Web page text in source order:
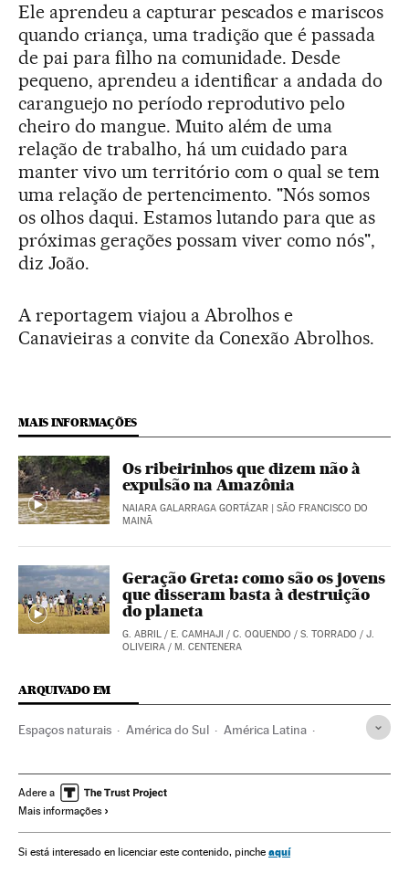
Ele aprendeu a capturar pescados e mariscos
quando criança, uma tradição que é passada
de pai para filho na comunidade. Desde
pequeno, aprendeu a identificar a andada do
caranguejo no período reprodutivo pelo
cheiro do mangue. Muito além de uma
relação de trabalho, há um cuidado para
manter vivo um território com o qual se tem
uma relação de pertencimento. "Nós somos
os olhos daqui. Estamos lutando para que as
próximas gerações possam viver como nós",
diz João.
A reportagem viajou a Abrolhos e
Canavieiras a convite da Conexão Abrolhos.
MAIS INFORMAÇÕES
Os ribeirinhos que dizem não à
expulsão na Amazônia
NAIARA GALARRAGA GORTÁZAR | SÃO FRANCISCO DO
MAINÃ
Geração Greta: como são os jovens
que disseram basta à destruição
do planeta
G. ABRIL / E. CAMHAJI / C. OQUENDO / S. TORRADO / J.
OLIVEIRA / M. CENTENERA
ARQUIVADO EM
Espaços naturais América do Sul América Latina
Energia não renovável Administração Estado
Exploração pesqueira
Meio ambiente Energia Política
Adere a
Mais informações
Si está interesado en licenciar este contenido, pinche aquí